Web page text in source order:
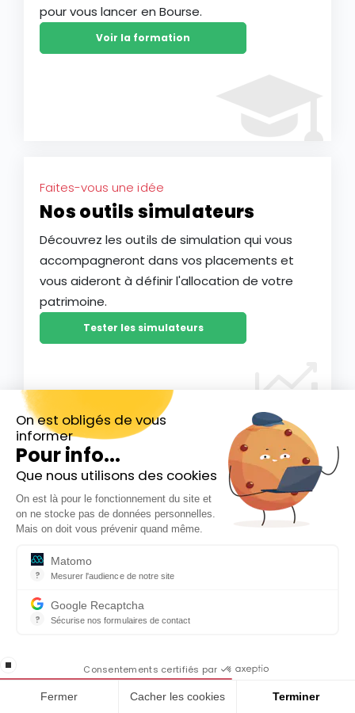
On est obligés de vous
informer
Pour info...
Que nous utilisons des cookies
On est là pour le fonctionnement du site et
on ne stocke pas de données personnelles.
Mais on doit vous prévenir quand même.
?
Matomo
Mesurer l'audience de notre site
?
Google Recaptcha
Sécurise nos formulaires de contact
stop loading Consentements certifiés par
Fermer Cacher les cookies Terminer
pour vous lancer en Bourse.
Voir la formation
Faites-vous une idée
Nos outils simulateurs
Découvrez les outils de simulation qui vous
accompagneront dans vos placements et
vous aideront à définir l'allocation de votre
patrimoine.
Tester les simulateurs
Prenez part à
Nos vidéo-conférences
Participez à nos vidéoconférences
mensuelles pendant lesquelles un expert des
marchés intervient sur des sujets Bourse,
questions.
Inscrivez-vous gratuitement à
notre Newsletter hebdo
En cadeau notre ebook
politique de confidentialité de ce site